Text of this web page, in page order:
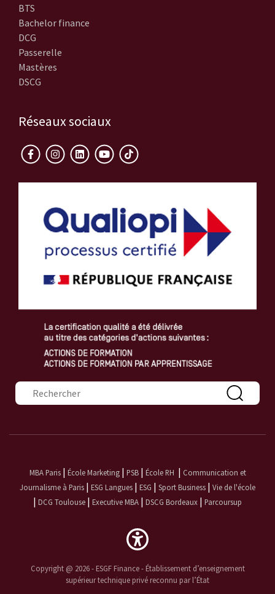
BTS
Bachelor finance
DCG
Passerelle
Mastères
DSCG
Réseaux sociaux
Formulaire de recherche
MBA Paris| École Marketing| PSB| École RH | Communication et
Journalisme à Paris | ESG Langues | ESG | Sport Business | Vie de l'école
| DCG Toulouse | Executive MBA | DSCG Bordeaux | Parcoursup
Copyright @ 2026 - ESGF Finance - Établissement d’enseignement
supérieur technique privé reconnu par l’État